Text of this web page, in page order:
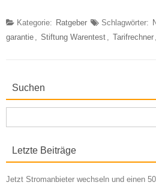
Kategorie: Ratgeber Schlagwörter:
garantie , Stiftung Warentest , Tarifrechner ,
Suchen
nach:
Letzte Beiträge
Jetzt Stromanbieter wechseln und einen